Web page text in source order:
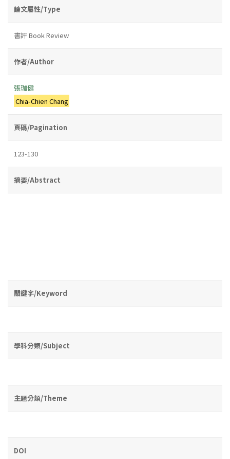
論文屬性/Type
書評 Book Review
作者/Author
張珈健
Chia-Chien Chang
頁碼/Pagination
123-130
摘要/Abstract
關鍵字/Keyword
學科分類/Subject
主題分類/Theme
DOI